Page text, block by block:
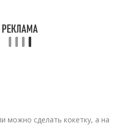
можно сделать кокетку, а на